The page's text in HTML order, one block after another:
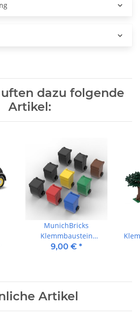
dazu folgende
Artikel:
MunichBricks
Klemmbaustein
Mülltonnen 9er Set
9,00 € *
Artikel